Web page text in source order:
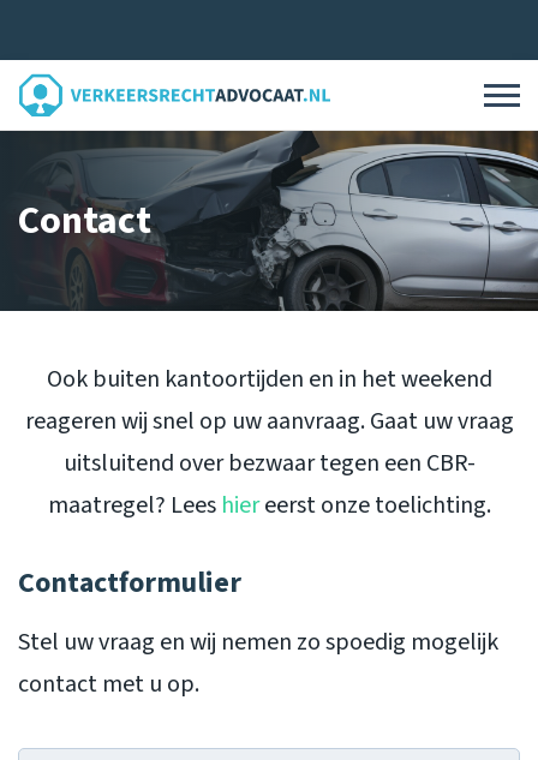
Contact
Ook buiten kantoortijden en in het weekend
reageren wij snel op uw aanvraag. Gaat uw vraag
uitsluitend over bezwaar tegen een CBR-
maatregel? Lees hiereerst onze toelichting.
Contactformulier
Stel uw vraag en wij nemen zo spoedig mogelijk
contact met u op.